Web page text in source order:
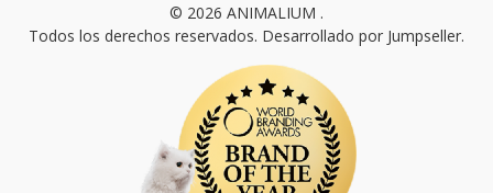
© 2026 ANIMALIUM .
Todos los derechos reservados. Desarrollado por Jumpseller.